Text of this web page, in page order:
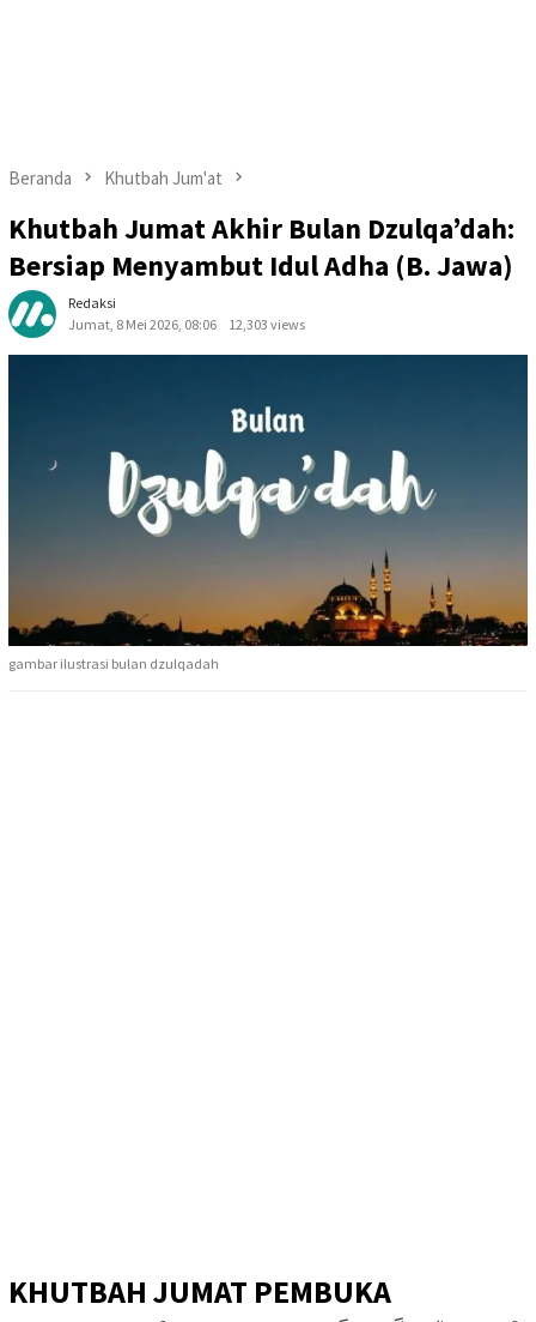
Beranda Khutbah Jum'at
Khutbah Jumat Akhir Bulan Dzulqa’dah:
Bersiap Menyambut Idul Adha (B. Jawa)
Redaksi
Jumat, 8 Mei 2026, 08:06
12,303 views
gambar ilustrasi bulan dzulqadah
KHUTBAH JUMAT PEMBUKA